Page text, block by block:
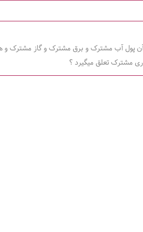
واریز میشه و از آن پول آب مشترک و برق مشترک و گاز
مشترک تعلق میگیرد ؟